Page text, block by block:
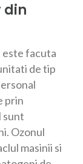
din
facuta
de tip
prin
sunt
Ozonul
masinii si